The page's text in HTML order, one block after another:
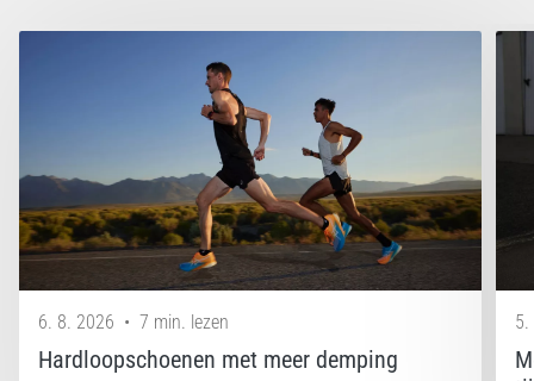
6. 8. 2026 • 7 min. lezen
Hardloopschoenen met meer demping
5.